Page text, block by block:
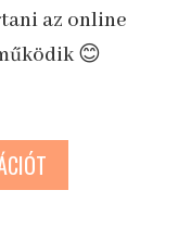
az online
😊